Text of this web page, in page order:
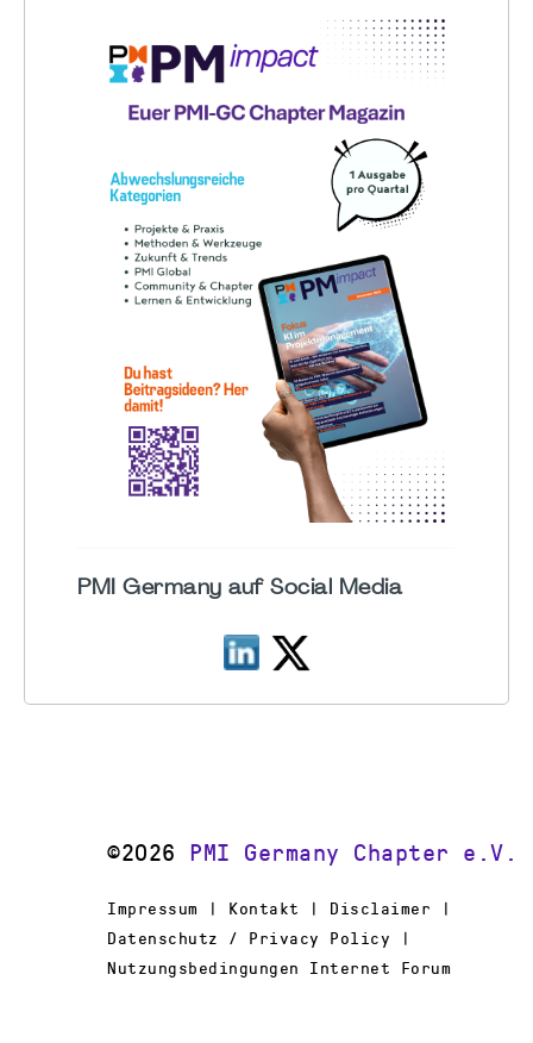
PMI Germany auf Social Media
©2026 PMI Germany Chapter e.V.
Impressum | Kontakt | Disclaimer |
Datenschutz / Privacy Policy |
Nutzungsbedingungen Internet Forum